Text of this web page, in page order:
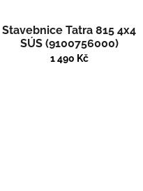
Stavebnice Tatra 815 4x4
SÚS (9100756000)
1 490 Kč